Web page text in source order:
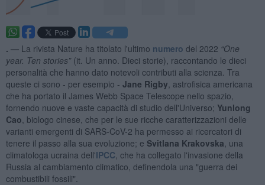
. — La rivista Nature ha titolato l'ultimo numero del 2022 “One
year. Ten stories”(it. Un anno. Dieci storie), raccontando le dieci
personalità che hanno dato notevoli contributi alla scienza. Tra
queste ci sono - per esempio - Jane Rigby , astrofisica americana
che ha portato il James Webb Space Telescope nello spazio,
fornendo nuove e vaste capacità di studio dell'Universo; Yunlong
Cao , biologo cinese, che per le sue ricche caratterizzazioni delle
varianti emergenti di SARS-CoV-2 ha permesso ai ricercatori di
tenere il passo alla sua evoluzione; e Svitlana Krakovska , una
climatologa ucraina dell'IPCC , che ha collegato l'invasione della
Russia al cambiamento climatico, definendola una "guerra dei
combustibili fossili".